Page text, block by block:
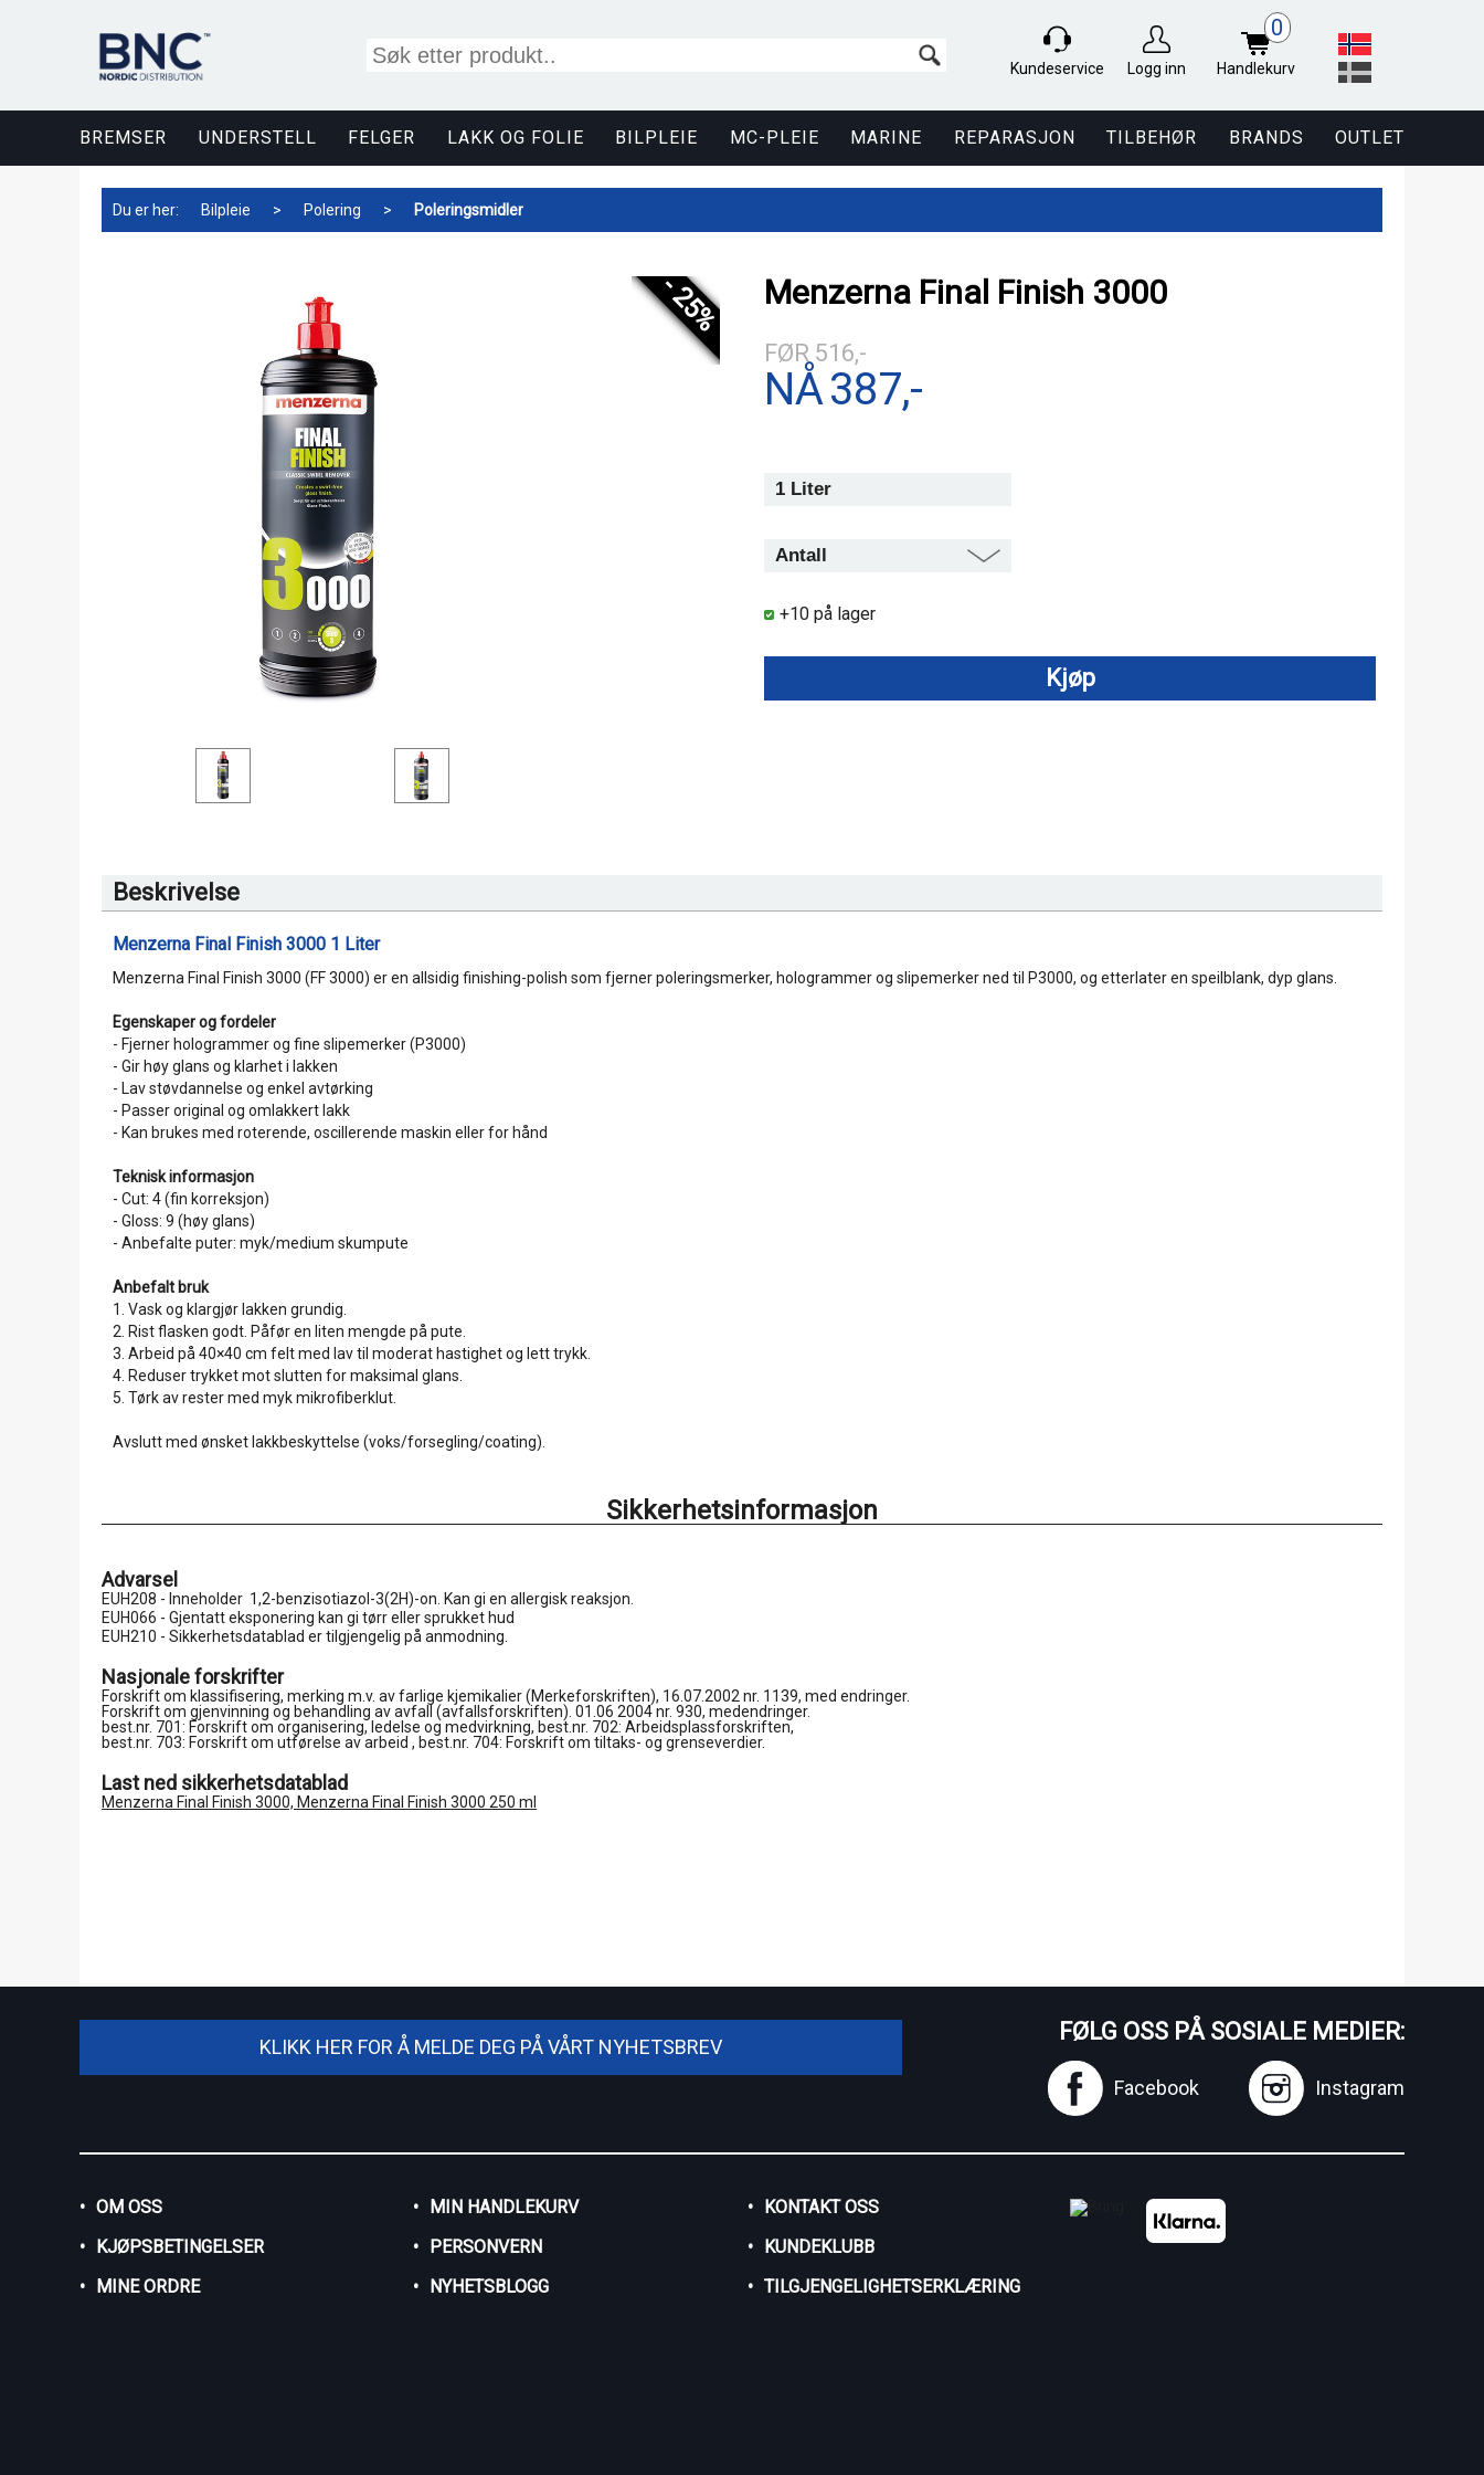
Kundeservice Logg inn
0
Handlekurv
BREMSER UNDERSTELL FELGER LAKK OG FOLIE BILPLEIE MC-PLEIE MARINE REPARASJON TILBEHØR BRANDS OUTLET
Du er her: Bilpleie > Polering > Poleringsmidler
- 25% Menzerna Final Finish 3000
FØR 516,-
NÅ387,-
+10 på lager
Kjøp
Beskrivelse
Menzerna Final Finish 3000 1 Liter
Menzerna Final Finish 3000 (FF 3000) er en allsidig finishing-polish som fjerner poleringsmerker, hologrammer og slipemerker ned til P3000, og etterlater en speilblank, dyp glans.
Egenskaper og fordeler
- Fjerner hologrammer og fine slipemerker (P3000)
- Gir høy glans og klarhet i lakken
- Lav støvdannelse og enkel avtørking
- Passer original og omlakkert lakk
- Kan brukes med roterende, oscillerende maskin eller for hånd
Teknisk informasjon
- Cut: 4 (fin korreksjon)
- Gloss: 9 (høy glans)
- Anbefalte puter: myk/medium skumpute
Anbefalt bruk
1. Vask og klargjør lakken grundig.
2. Rist flasken godt. Påfør en liten mengde på pute.
3. Arbeid på 40×40 cm felt med lav til moderat hastighet og lett trykk.
4. Reduser trykket mot slutten for maksimal glans.
5. Tørk av rester med myk mikrofiberklut.
Avslutt med ønsket lakkbeskyttelse (voks/forsegling/coating).
Sikkerhetsinformasjon
Advarsel
EUH208 - Inneholder 1,2-benzisotiazol-3(2H)-on. Kan gi en allergisk reaksjon.
EUH066 - Gjentatt eksponering kan gi tørr eller sprukket hud
EUH210 - Sikkerhetsdatablad er tilgjengelig på anmodning.
Nasjonale forskrifter
Forskrift om klassifisering, merking m.v. av farlige kjemikalier (Merkeforskriften), 16.07.2002 nr. 1139, med endringer.
Forskrift om gjenvinning og behandling av avfall (avfallsforskriften). 01.06 2004 nr. 930, medendringer.
best.nr. 701: Forskrift om organisering, ledelse og medvirkning, best.nr. 702: Arbeidsplassforskriften,
best.nr. 703: Forskrift om utførelse av arbeid , best.nr. 704: Forskrift om tiltaks- og grenseverdier.
Last ned sikkerhetsdatablad
Menzerna Final Finish 3000, Menzerna Final Finish 3000 250 ml
KLIKK HER FOR Å MELDE DEG PÅ VÅRT NYHETSBREV
FØLG OSS PÅ SOSIALE MEDIER:
Facebook Instagram
OM OSS
KJØPSBETINGELSER
MINE ORDRE
MIN HANDLEKURV
PERSONVERN
NYHETSBLOGG
KONTAKT OSS
KUNDEKLUBB
TILGJENGELIGHETSERKLÆRING